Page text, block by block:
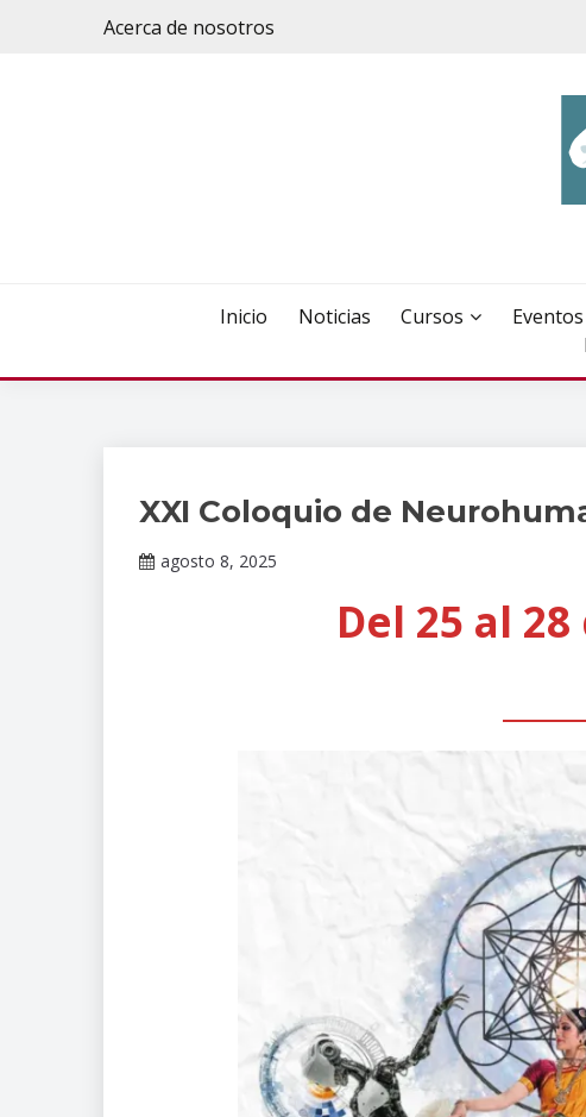
Acerca de nosotros
Inicio Noticias Cursos Eventos
Eventos
del INPRFM
XXI Coloquio de
agosto 8, 2025
GallardoDel 25 al